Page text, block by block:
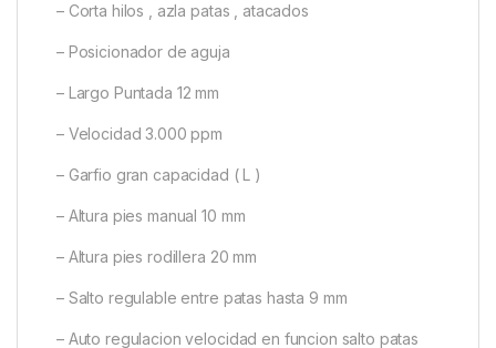
– Corta hilos , azla patas , atacados
– Posicionador de aguja
– Largo Puntada 12 mm
– Velocidad 3.000 ppm
– Garfio gran capacidad ( L )
– Altura pies manual 10 mm
– Altura pies rodillera 20 mm
– Salto regulable entre patas hasta 9 mm
– Auto regulacion velocidad en funcion salto patas